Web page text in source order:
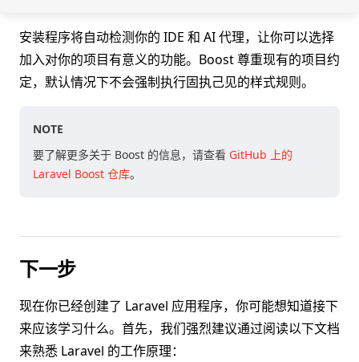
安装程序将自动检测你的 IDE 和 AI 代理，让你可以选择
加入对你的项目有意义的功能。Boost 尊重现有的项目约
定，默认情况下不会强制执行固执己见的样式规则。
NOTE
要了解更多关于 Boost 的信息，请查看 GitHub 上的
Laravel Boost 仓库。
下一步
现在你已经创建了 Laravel 应用程序，你可能想知道接下
来应该学习什么。首先，我们强烈建议通过阅读以下文档
来熟悉 Laravel 的工作原理：